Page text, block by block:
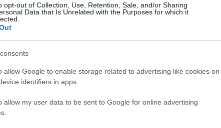
opt-out of Collection, Use, Retention, Sale, and/or Sharing
Data that Is Unrelated with the Purposes for which it
allow Google to enable storage related to advertising like cookies on
identifiers in apps.
allow my user data to be sent to Google for online advertising